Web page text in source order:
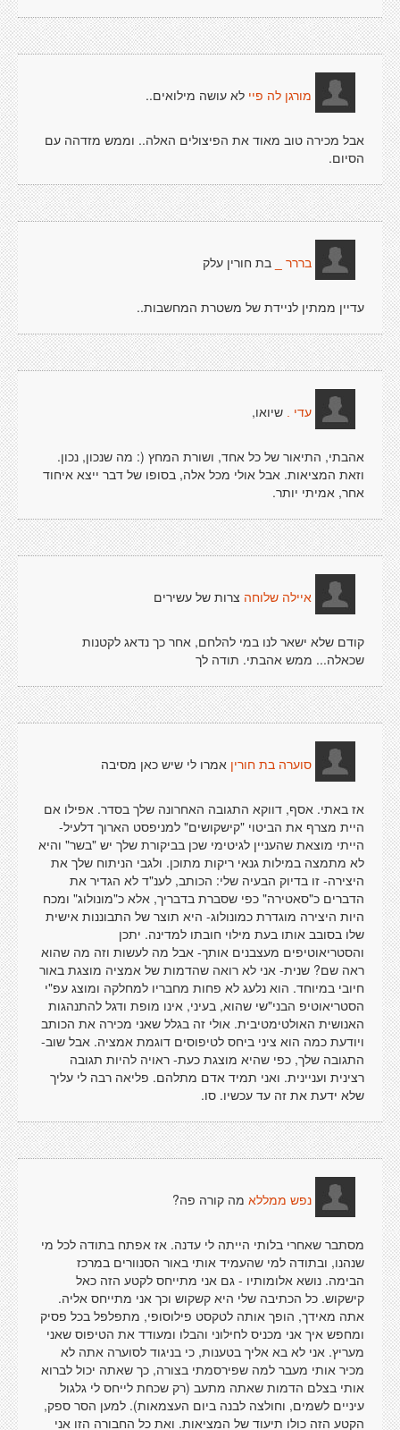
מורגן לה פיי לא עושה מילואים..
אבל מכירה טוב מאוד את הפיצולים האלה.. וממש מזדהה עם
הסיום.
בררר _ בת חורין עלק
עדיין ממתין לניידת של משטרת המחשבות..
עדי . שיואו,
אהבתי, התיאור של כל אחד, ושורת המחץ (: מה שנכון, נכון.
וזאת המציאות. אבל אולי מכל אלה, בסופו של דבר ייצא איחוד
אחר, אמיתי יותר.
איילה שלוחה צרות של עשירים
קודם שלא ישאר לנו במי להלחם, אחר כך נדאג לקטנות
שכאלה... ממש אהבתי. תודה לך
סוערה בת חורין אמרו לי שיש כאן מסיבה
אז באתי. אסף, דווקא התגובה האחרונה שלך בסדר. אפילו אם
היית מצרף את הביטוי "קישקושים" למניפסט הארוך דלעיל-
הייתי מוצאת שהעניין לגיטימי שכן בביקורת שלך יש "בשר" והיא
לא מתמצה במילות גנאי ריקות מתוכן. ולגבי הניתוח שלך את
היצירה- זו בדיוק הבעיה שלי: הכותב, לענ"ד לא הגדיר את
הדברים כ"סאטירה" כפי שסברת בדבריך, אלא כ"מונולוג" ומכח
היות היצירה מוגדרת כמונולוג- היא תוצר של התבוננות אישית
שלו בסובב אותו בעת מילוי חובתו למדינה. יתכן
והסטריאוטיפים מעצבנים אותך- אבל מה לעשות וזה מה שהוא
ראה שם? שנית- אני לא רואה שהדמות של אמציה מוצגת באור
חיובי במיוחד. הוא נלעג לא פחות מחבריו למחלקה ומוצג עפ"י
הסטריאוטיפ הבני"שי שהוא, בעיני, אינו מופת ודגל להתנהגות
האנושית האולטימטיבית. אולי זה בגלל שאני מכירה את הכותב
ויודעת כמה הוא ציני ביחס לטיפוסים דוגמת אמציה. אבל שוב-
התגובה שלך, כפי שהיא מוצגת כעת- ראויה להיות תגובה
רצינית ועניינית. ואני תמיד אדם מתלהם. פליאה רבה לי עליך
שלא ידעת את זה עד עכשיו. סו.
נפש ממללא מה קורה פה?
מסתבר שאחרי בלותי הייתה לי עדנה. אז אפתח בתודה לכל מי
שנהנו, ובתודה למי שהעמיד אותי באור הסנוורים במרכז
הבימה. נושא אלומותיו - גם אני מתייחס לקטע הזה כאל
קישקוש. כל הכתיבה שלי היא קשקוש וכך אני מתייחס אליה.
אתה מאידך, הופך אותה לטקסט פילוסופי, מתפלפל בכל פסיק
ומחפש איך אני מכניס לחילוני והבלו ומעודד את הטיפוס שאני
מעריץ. אני לא בא אליך בטענות, כי בניגוד לסוערה אתה לא
מכיר אותי מעבר למה שפירסמתי בצורה, כך שאתה יכול לברוא
אותי בצלם הדמות שאתה מתעב (רק שכחת לייחס לי גלגול
עיניים לשמים, וחולצה לבנה ביום העצמאות). למען הסר ספק,
הקטע הזה כולו תיעוד של המציאות. ואת כל החבורה הזו אני